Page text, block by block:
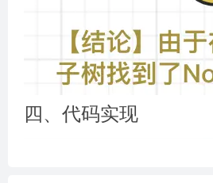
四、代码实现